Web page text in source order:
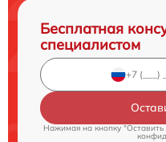
Бесплатная
специалистом
Нажимая на кнопку